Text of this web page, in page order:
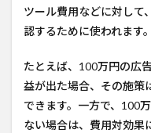
ツール費用などに対して
認するために使われます。
たとえば、100万円の広
益が出た場合、その施策
できます。一方で、100
ない場合は、費用対効果